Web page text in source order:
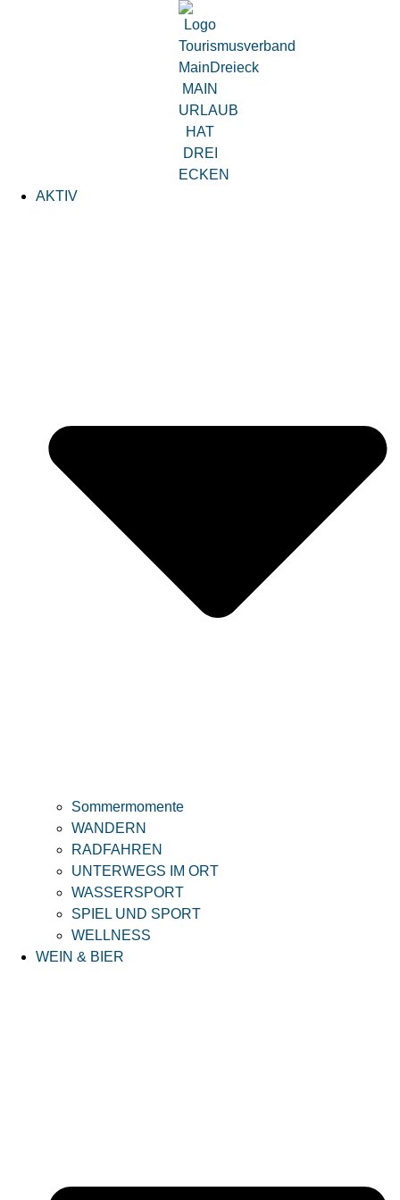
AKTIV
Sommermomente
WANDERN
RADFAHREN
UNTERWEGS IM ORT
WASSERSPORT
SPIEL UND SPORT
WELLNESS
WEIN & BIER